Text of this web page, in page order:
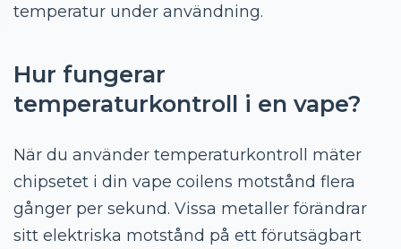
temperatur under användning.
Hur fungerar
temperaturkontroll i en vape?
När du använder temperaturkontroll mäter
chipsetet i din vape coilens motstånd flera
gånger per sekund. Vissa metaller förändrar
sitt elektriska motstånd på ett förutsägbart